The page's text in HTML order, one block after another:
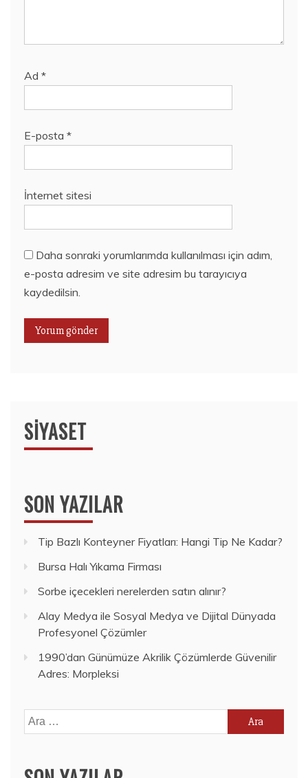
Ad *
E-posta *
İnternet sitesi
Daha sonraki yorumlarımda kullanılması için adım,
e-posta adresim ve site adresim bu tarayıcıya
kaydedilsin.
SIYASET
SON YAZILAR
Tip Bazlı Konteyner Fiyatları: Hangi Tip Ne Kadar?
Bursa Halı Yıkama Firması
Sorbe içecekleri nerelerden satın alınır?
Alay Medya ile Sosyal Medya ve Dijital Dünyada
Profesyonel Çözümler
1990’dan Günümüze Akrilik Çözümlerde Güvenilir
Adres: Morpleksi
Arama: